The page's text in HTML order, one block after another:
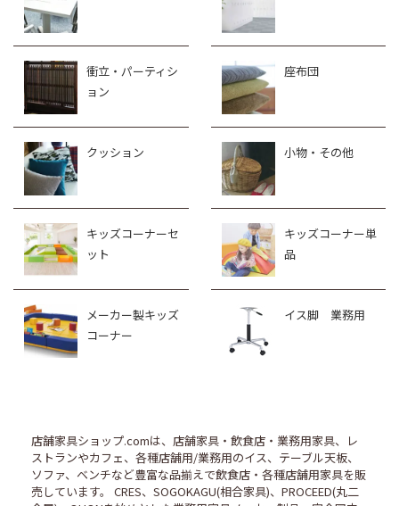
衝立・パーティシ
ョン
座布団
クッション 小物・その他
キッズコーナーセ
ット
キッズコーナー単
品
メーカー製キッズ
コーナー
イス脚 業務用